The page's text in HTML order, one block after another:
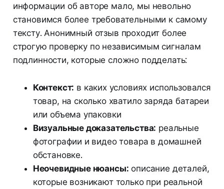
информации об авторе мало, мы невольно
становимся более требовательными к самому
тексту. Анонимный отзыв проходит более
строгую проверку по независимым сигналам
подлинности, которые сложно подделать:
Контекст: в каких условиях использовался
товар, на сколько хватило заряда батареи
или объема упаковки
Визуальные доказательства: реальные
фотографии и видео товара в домашней
обстановке.
Неочевидные нюансы: описание деталей,
которые возникают только при реальной